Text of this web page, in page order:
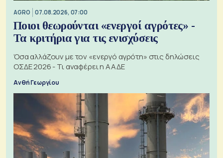
AGRO 07.08.2026, 07:00
Ποιοι θεωρούνται «ενεργοί αγρότες» -
Τα κριτήρια για τις ενισχύσεις
Όσα αλλάζουν με τον «ενεργό αγρότη» στις δηλώσεις
ΟΣΔΕ 2026 - Τι αναφέρει η ΑΑΔΕ
Ανθή Γεωργίου